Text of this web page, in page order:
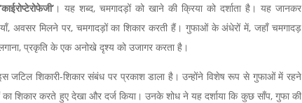
‘काईरोप्टेरोफेजी’ । यह शब्द, चमगादड़ों को खाने की क्रिया को दर्शाता है। यह जानकर
अवसर मिलने पर, चमगादड़ों का शिकार करती हैं। गुफाओं के अंधेरों में, जहाँ चमगादड़
प्रकृति के एक अनोखे दृश्य को उजागर करता है।
जटिल शिकारी-शिकार संबंध पर प्रकाश डाला है। उन्होंने विशेष रूप से गुफाओं में रहने
का शिकार करते हुए देखा और दर्ज किया। उनके शोध ने यह दर्शाया कि कुछ साँप, गुफा की